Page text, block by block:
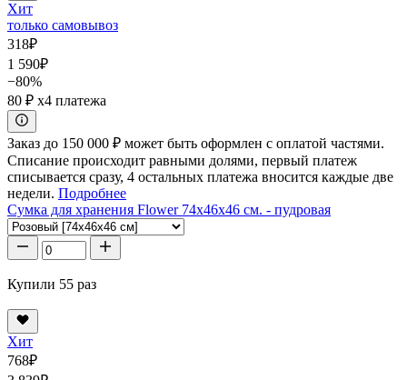
Хит
только самовывоз
318₽
1 590₽
−80%
80 ₽ x4 платежа
Заказ до 150 000 ₽ может быть оформлен с оплатой частями.
Списание происходит равными долями, первый платеж
списывается сразу, 4 остальных платежа вносится каждые две
недели. Подробнее
Сумка для хранения Flower 74x46x46 см. - пудровая
Купили 55 раз
Хит
768₽